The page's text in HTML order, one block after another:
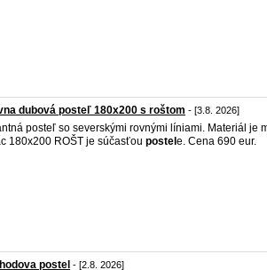
dubová posteľ 180x200 s roštom - [3.8. 2026]
posteľ so severskými rovnými líniami. Materiál je
180x200 ROŠT je súčasťou postel e. Cena 690 eur.
postel - [2.8. 2026]